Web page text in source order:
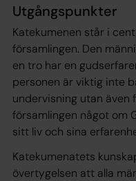
Utgångspunkter
Katekumenen står i
församlingen. Den
en tro har en
personen är viktig inte
undervisning utan även
församlingen något om
sitt liv och sina
Katekumenatets
övertygelsen att alla